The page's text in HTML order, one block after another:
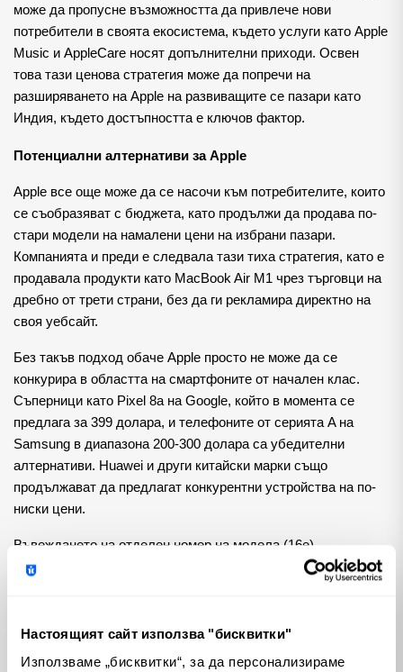
Настоящият сайт използва "бисквитки"
Използваме „бисквитки“, за да персонализираме
може да пропусне възможността да привлече нови
потребители в своята екосистема, където услуги като Apple
Music и AppleCare носят допълнителни приходи. Освен
това тази ценова стратегия може да попречи на
разширяването на Apple на развиващите се пазари като
Индия, където достъпността е ключов фактор.
Потенциални алтернативи за Apple
Apple все още може да се насочи към потребителите, които
се съобразяват с бюджета, като продължи да продава по-
стари модели на намалени цени на избрани пазари.
Компанията и преди е следвала тази тиха стратегия, като е
продавала продукти като MacBook Air M1 чрез търговци на
дребно от трети страни, без да ги рекламира директно на
своя уебсайт.
Без такъв подход обаче Apple просто не може да се
конкурира в областта на смартфоните от начален клас.
Съперници като Pixel 8a на Google, който в момента се
предлага за 399 долара, и телефоните от серията A на
Samsung в диапазона 200-300 долара са убедителни
алтернативи. Huawei и други китайски марки също
продължават да предлагат конкурентни устройства на по-
ниски цени.
Въвеждането на отделен номер на модела (16e)
предполага, че Apple може да продължи тази серия с
продажби, за да определи дали линията ще се запази
ежегодно. Засега не се очаква това да бъде редовна